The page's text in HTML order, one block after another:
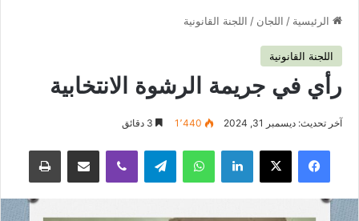
الرئيسية / اللجان / اللجنة القانونية
اللجنة القانونية
رأي في جريمة الرشوة الانتخابية
آخر تحديث: ديسمبر 31, 2024 1٬440
فيسبوك لينكدإن واتساب